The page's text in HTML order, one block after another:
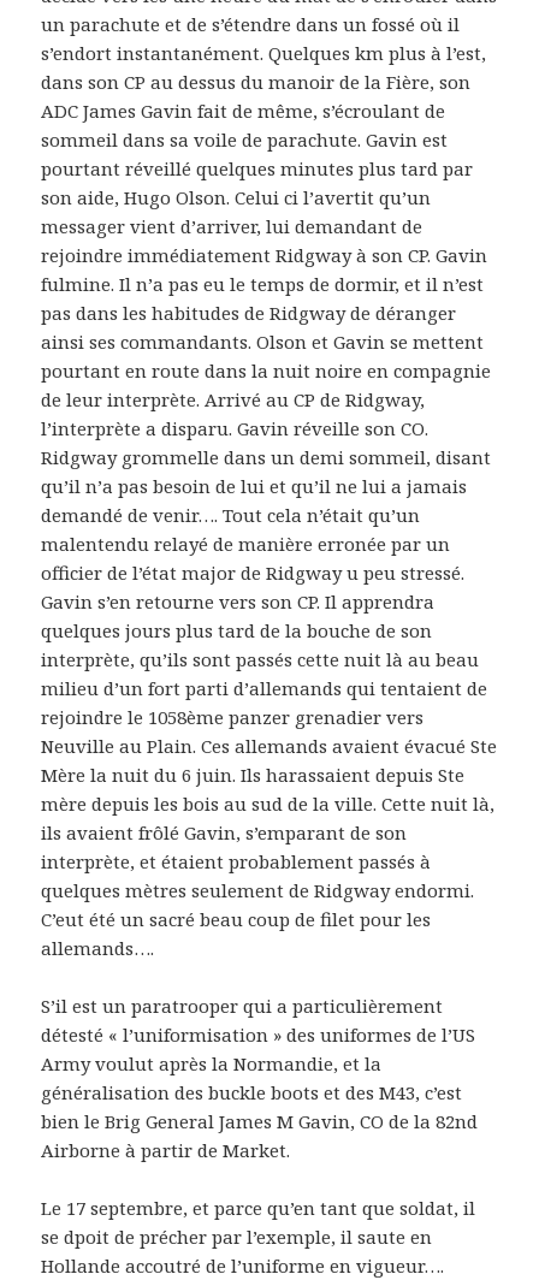
un parachute et de s’étendre dans un fossé où il
s’endort instantanément. Quelques km plus à l’est,
dans son CP au dessus du manoir de la Fière, son
ADC James Gavin fait de même, s’écroulant de
sommeil dans sa voile de parachute. Gavin est
pourtant réveillé quelques minutes plus tard par
son aide, Hugo Olson. Celui ci l’avertit qu’un
messager vient d’arriver, lui demandant de
rejoindre immédiatement Ridgway à son CP. Gavin
fulmine. Il n’a pas eu le temps de dormir, et il n’est
pas dans les habitudes de Ridgway de déranger
ainsi ses commandants. Olson et Gavin se mettent
pourtant en route dans la nuit noire en compagnie
de leur interprète. Arrivé au CP de Ridgway,
l’interprète a disparu. Gavin réveille son CO.
Ridgway grommelle dans un demi sommeil, disant
qu’il n’a pas besoin de lui et qu’il ne lui a jamais
demandé de venir…. Tout cela n’était qu’un
malentendu relayé de manière erronée par un
officier de l’état major de Ridgway u peu stressé.
Gavin s’en retourne vers son CP. Il apprendra
quelques jours plus tard de la bouche de son
interprète, qu’ils sont passés cette nuit là au beau
milieu d’un fort parti d’allemands qui tentaient de
rejoindre le 1058ème panzer grenadier vers
Neuville au Plain. Ces allemands avaient évacué Ste
Mère la nuit du 6 juin. Ils harassaient depuis Ste
mère depuis les bois au sud de la ville. Cette nuit là,
ils avaient frôlé Gavin, s’emparant de son
interprète, et étaient probablement passés à
quelques mètres seulement de Ridgway endormi.
C’eut été un sacré beau coup de filet pour les
allemands….
S’il est un paratrooper qui a particulièrement
détesté « l’uniformisation » des uniformes de l’US
Army voulut après la Normandie, et la
généralisation des buckle boots et des M43, c’est
bien le Brig General James M Gavin, CO de la 82nd
Airborne à partir de Market.
Le 17 septembre, et parce qu’en tant que soldat, il
se dpoit de précher par l’exemple, il saute en
Hollande accoutré de l’uniforme en vigueur….